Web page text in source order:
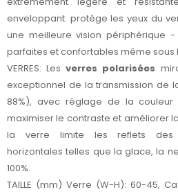
enveloppant: protège les yeux du
une meilleure vision périphérique
parfaites et confortables même sous
VERRES: Lesverres polarisées
exceptionnel de la transmission de
88%), avec réglage de la
maximiser le contraste et améliorer
la verre limite les reflets des
horizontales telles que la glace, la
100%.
TAILLE (mm) Verre (W-H): 60-45,